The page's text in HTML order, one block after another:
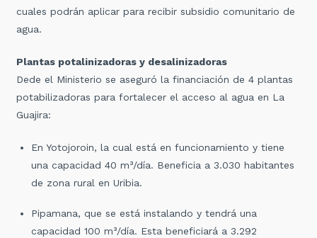
cuales podrán aplicar para recibir subsidio comunitario de
agua.
Plantas potalinizadoras y desalinizadoras
Dede el Ministerio se aseguró la financiación de 4 plantas
potabilizadoras para fortalecer el acceso al agua en La
Guajira:
En Yotojoroin, la cual está en funcionamiento y tiene
una capacidad 40 m³/día. Beneficia a 3.030 habitantes
de zona rural en Uribia.
Pipamana, que se está instalando y tendrá una
capacidad 100 m³/día. Esta beneficiará a 3.292